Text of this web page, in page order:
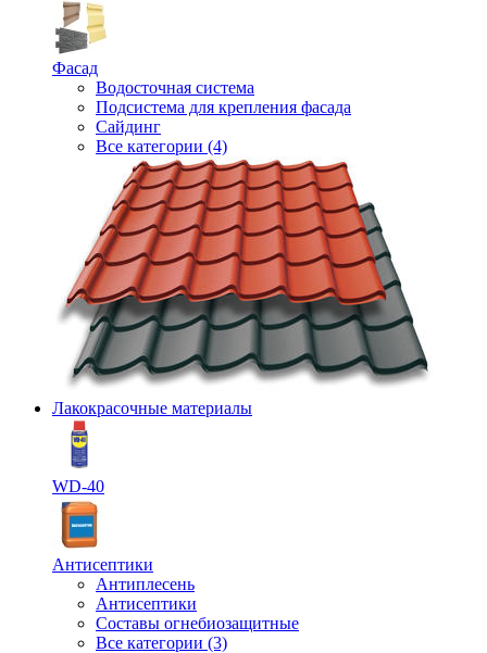
Фасад
Водосточная система
Подсистема для крепления фасада
Сайдинг
Все категории (4)
Лакокрасочные материалы
WD-40
Антисептики
Антиплесень
Антисептики
Составы огнебиозащитные
Все категории (3)